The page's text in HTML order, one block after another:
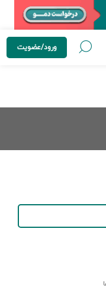
ورود/عضویت